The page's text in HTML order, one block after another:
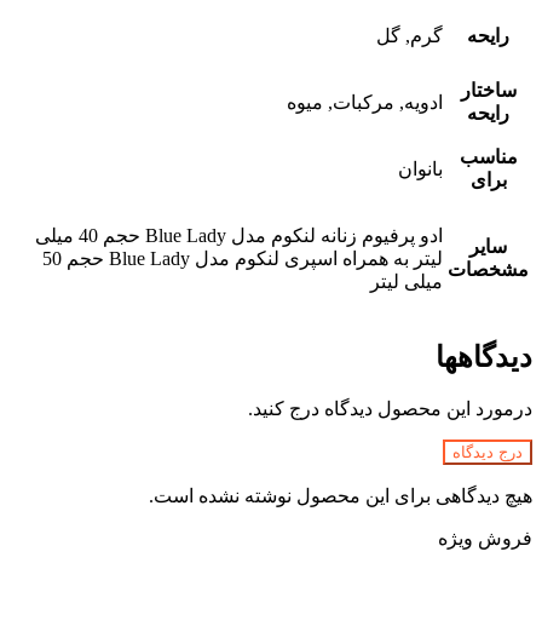
رایحه گرم, گل
ساختار
رایحه
ادویه, مرکبات, میوه
مناسب
برای
بانوان
سایر
مشخصات
ادو پرفیوم زنانه لنکوم مدل Blue Lady حجم 40 میلی
لیتر به همراه اسپری لنکوم مدل Blue Lady حجم 50
میلی لیتر
دیدگاهها
درمورد این محصول دیدگاه درج کنید.
درج دیدگاه
هیچ دیدگاهی برای این محصول نوشته نشده است.
فروش ویژه